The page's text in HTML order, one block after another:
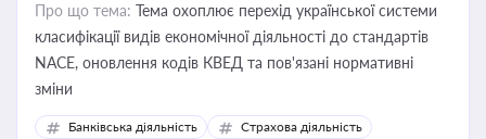
Про що тема: Тема охоплює перехід української системи
класифікації видів економічної діяльності до стандартів
NACE, оновлення кодів КВЕД та пов'язані нормативні
зміни
Банківська діяльність
Страхова діяльність